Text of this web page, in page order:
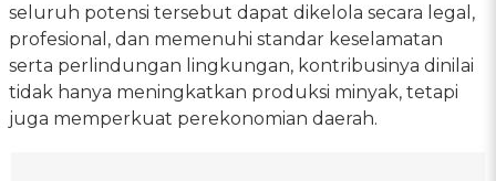
seluruh potensi tersebut dapat dikelola secara legal,
profesional, dan memenuhi standar keselamatan
serta perlindungan lingkungan, kontribusinya dinilai
tidak hanya meningkatkan produksi minyak, tetapi
juga memperkuat perekonomian daerah.